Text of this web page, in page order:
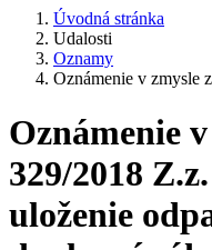
Úvodná stránka
Udalosti
Oznamy
Oznámenie v zmysle
Oznámenie
329/2018
uloženie